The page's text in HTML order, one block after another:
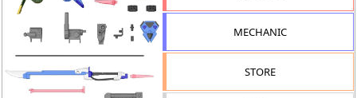
近
発
売
MECHANIC
STORE